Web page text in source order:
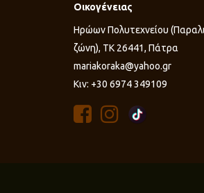
Οικογένειας
Ηρώων Πολυτεχνείου
ζώνη), ΤΚ 26441, Πάτρα
mariakoraka@yahoo.gr
Κιν: +30 6974 349109